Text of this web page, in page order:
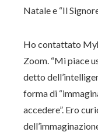
Natale e “Il
Ho contattato
Zoom. “Mi piace
detto
forma di
accedere”. Ero